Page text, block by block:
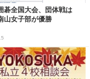
碁全国大会、団体戦は
山女子部が優勝